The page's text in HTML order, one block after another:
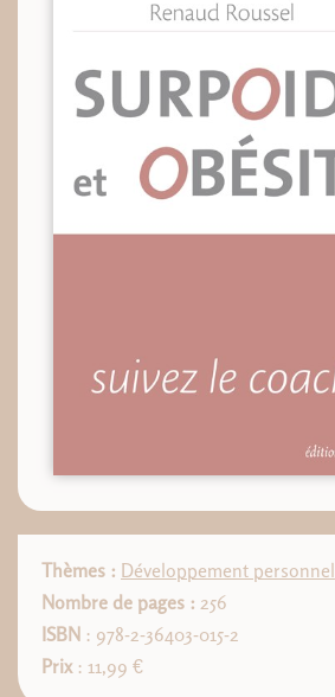
Thèmes : Développement personnel
Nombre de pages : 256
ISBN : 978-2-36403-015-2
Prix : 11,99 €